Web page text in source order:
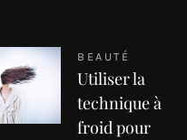
BEAUTÉ
Utiliser la
technique à
froid pour